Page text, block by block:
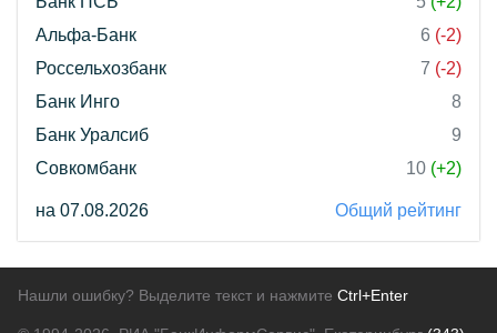
Альфа-Банк
6 (-2)
Россельхозбанк
7 (-2)
Банк Инго
8
Банк Уралсиб
9
Совкомбанк
10 (+2)
на 07.08.2026 Общий рейтинг
Нашли ошибку? Выделите текст и нажмите Ctrl+Enter